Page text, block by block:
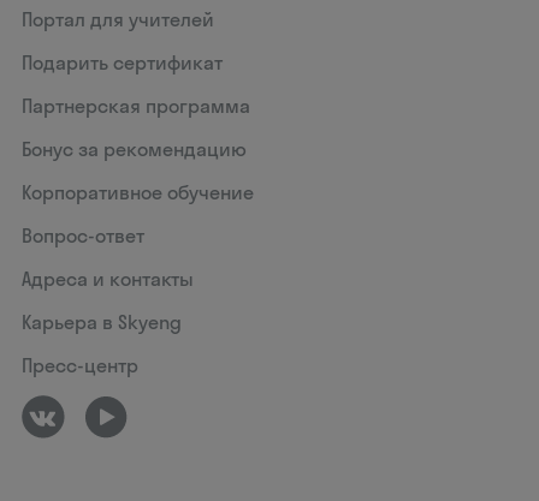
Портал для учителей
Подарить сертификат
Партнерская программа
Бонус за рекомендацию
Корпоративное обучение
Вопрос-ответ
Адреса и контакты
Карьера в Skyeng
Пресс-центр